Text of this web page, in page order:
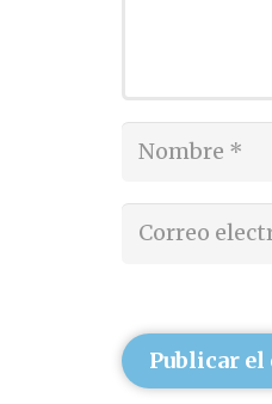
Publicar